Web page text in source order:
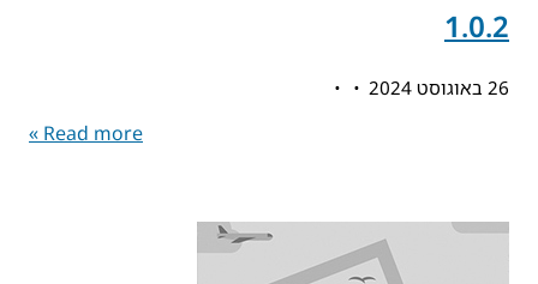
1.0.2
26 באוגוסט 2024
Read more »